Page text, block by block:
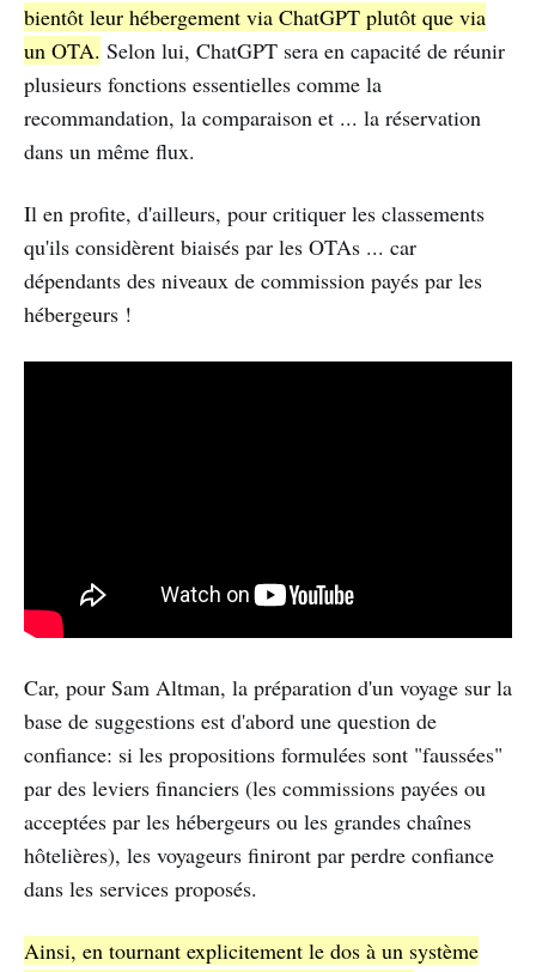
bientôt leur hébergement via ChatGPT plutôt que via
un OTA. Selon lui, ChatGPT sera en capacité de réunir
plusieurs fonctions essentielles comme la
recommandation, la comparaison et ... la réservation
dans un même flux.
Il en profite, d'ailleurs, pour critiquer les classements
qu'ils considèrent biaisés par les OTAs ... car
dépendants des niveaux de commission payés par les
hébergeurs !
Car, pour Sam Altman, la préparation d'un voyage sur la
base de suggestions est d'abord une question de
confiance: si les propositions formulées sont "faussées"
par des leviers financiers (les commissions payées ou
acceptées par les hébergeurs ou les grandes chaînes
hôtelières), les voyageurs finiront par perdre confiance
dans les services proposés.
Ainsi, en tournant explicitement le dos à un système